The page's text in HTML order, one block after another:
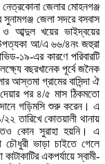
নেত্রকোনা জেলার মোহনগঞ্জ
সুনামগঞ্জ জেলা সদরে বসবাস
আব্দুল খয়ের ভাইদ্বয়ের
উপত্যকা আ/এ ৬৬/৪নং জহুরা
১৯-এর কারণে পরিবারটি
বছরখানেক পূর্বে জনৈক
আস্তমা গ্রামের বাসিন্দা ঐ
দেয়ার পর ৪/৫ মাস ঠিকমতো
গড়িমসি শুরু করেন। এ
তারিখে কোতয়ালী থানায়
কোন সুরাহা হয়নি। এ
ভাড়া চাইতে গেলে
একপর্যায়ে স্বামী-